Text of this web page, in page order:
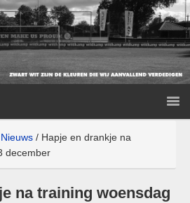
Nieuws / Hapje en drankje na
december
na training woensdag